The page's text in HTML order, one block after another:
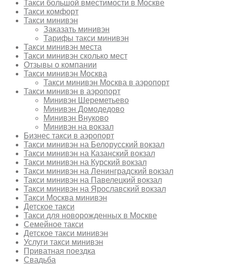
Такси большой вместимости в Москве
Такси комфорт
Такси минивэн
Заказать минивэн
Тарифы такси минивэн
Такси минивэн места
Такси минивэн сколько мест
Отзывы о компании
Такси минивэн Москва
Такси минивэн Москва в аэропорт
Такси минивэн в аэропорт
Минивэн Шереметьево
Минивэн Домодедово
Минивэн Внуково
Минивэн на вокзал
Бизнес такси в аэропорт
Такси минивэн на Белорусский вокзал
Такси минивэн на Казанский вокзал
Такси минивэн на Курский вокзал
Такси минивэн на Ленинградский вокзал
Такси минивэн на Павелецкий вокзал
Такси минивэн на Ярославский вокзал
Такси Москва минивэн
Детское такси
Такси для новорожденных в Москве
Семейное такси
Детское такси минивэн
Услуги такси минивэн
Приватная поездка
Свадьба